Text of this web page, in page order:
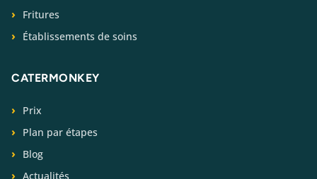
Fritures
Établissements de soins
CATERMONKEY
Prix
Plan par étapes
Blog
Actualités